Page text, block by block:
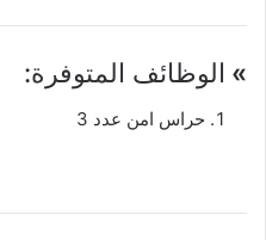
» الوظائف المتوفرة:
حراس امن عدد 3